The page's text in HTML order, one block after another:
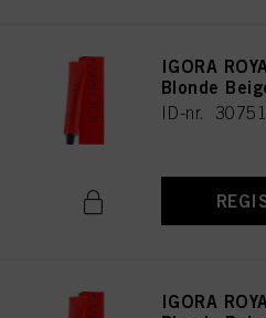
IGORA
Blonde
ID-nr.
IGORA